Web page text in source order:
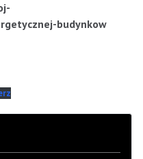
budynkow